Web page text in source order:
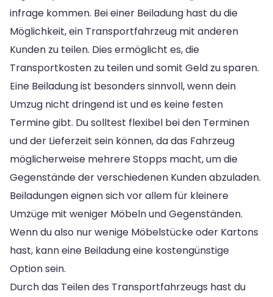
infrage kommen. Bei einer Beiladung hast du die
Möglichkeit, ein Transportfahrzeug mit anderen
Kunden zu teilen. Dies ermöglicht es, die
Transportkosten zu teilen und somit Geld zu sparen.
Eine Beiladung ist besonders sinnvoll, wenn dein
Umzug nicht dringend ist und es keine festen
Termine gibt. Du solltest flexibel bei den Terminen
und der Lieferzeit sein können, da das Fahrzeug
möglicherweise mehrere Stopps macht, um die
Gegenstände der verschiedenen Kunden abzuladen.
Beiladungen eignen sich vor allem für kleinere
Umzüge mit weniger Möbeln und Gegenständen.
Wenn du also nur wenige Möbelstücke oder Kartons
hast, kann eine Beiladung eine kostengünstige
Option sein.
Durch das Teilen des Transportfahrzeugs hast du